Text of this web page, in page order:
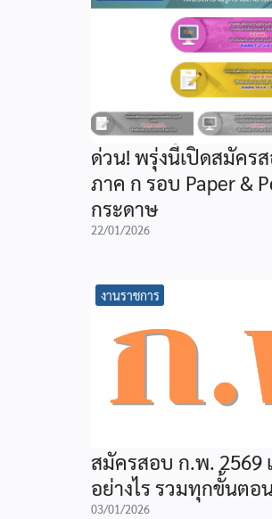
ด่วน! พรุ่งนี้เปิดสมัคร
ภาค ก รอบ Paper &
กระดาษ
22/01/2026
งานราชการ
สมัครสอบ ก.พ. 2569
อย่างไร รวมทุกขั้นตอ
03/01/2026